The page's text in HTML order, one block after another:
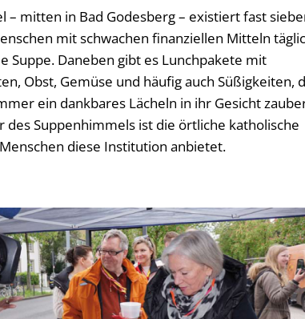
– mitten in Bad Godesberg – existiert fast
mit schwachen finanziellen Mitteln
Suppe. Daneben gibt es Lunchpakete mit
Obst, Gemüse und häufig auch Süßigkeiten,
ein dankbares Lächeln in ihr Gesicht
des Suppenhimmels ist die örtliche katholische
diese Institution anbietet.